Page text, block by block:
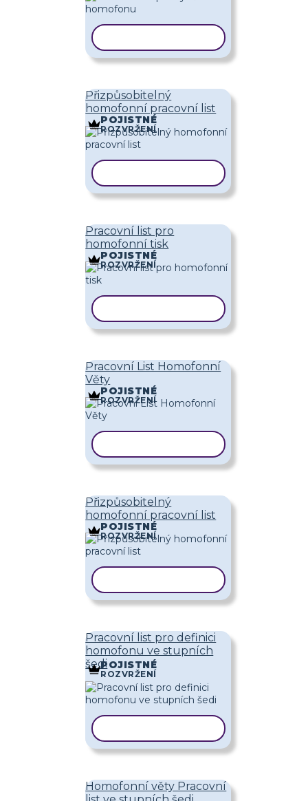
Přizpůsobitelný
homofonní pracovní list
POJISTNÉ
ROZVRŽENÍ
Pracovní list pro
homofonní tisk
POJISTNÉ
ROZVRŽENÍ
Pracovní List Homofonní
Věty
POJISTNÉ
ROZVRŽENÍ
Přizpůsobitelný
homofonní pracovní list
POJISTNÉ
ROZVRŽENÍ
Pracovní list pro definici
homofonu ve stupních
šediPOJISTNÉ
ROZVRŽENÍ
Homofonní věty Pracovní